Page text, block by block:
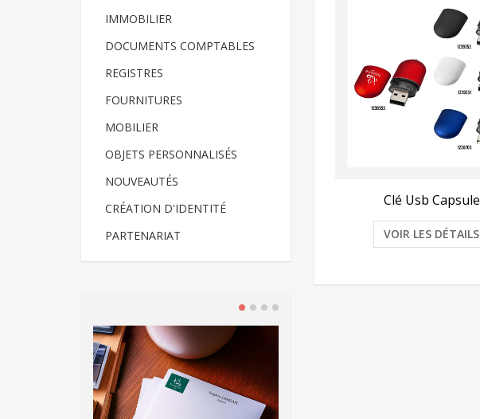
IMMOBILIER
DOCUMENTS COMPTABLES
REGISTRES
FOURNITURES
MOBILIER
OBJETS PERSONNALISÉS
NOUVEAUTÉS
CRÉATION D'IDENTITÉ
PARTENARIAT
Clé Usb Capsule
VOIR LES DÉTAILS